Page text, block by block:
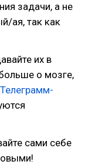
задачи, а не
ая, так как
их в
о мозге,
Телеграмм-
сами себе